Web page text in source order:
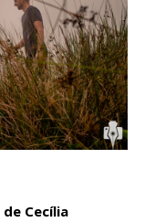
Cecília